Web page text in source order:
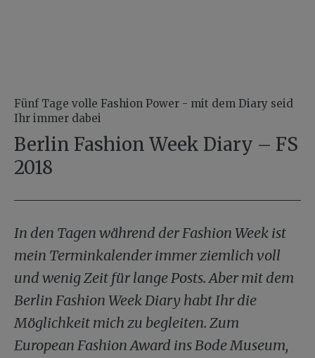
Fünf Tage volle Fashion Power - mit dem Diary seid
Ihr immer dabei
Berlin Fashion Week Diary – FS
2018
In den Tagen während der Fashion Week ist
mein Terminkalender immer ziemlich voll
und wenig Zeit für lange Posts. Aber mit dem
Berlin Fashion Week Diary habt Ihr die
Möglichkeit mich zu begleiten. Zum
European Fashion Award ins Bode Museum,